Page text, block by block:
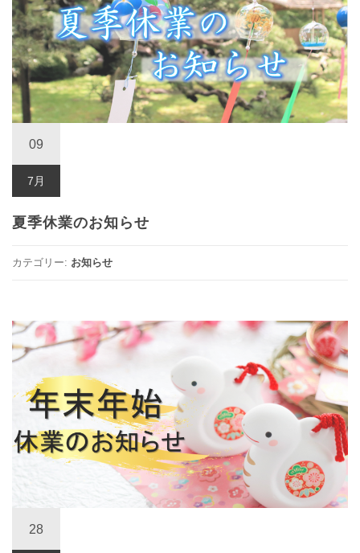
09
7月
夏季休業のお知らせ
カテゴリー: お知らせ
28